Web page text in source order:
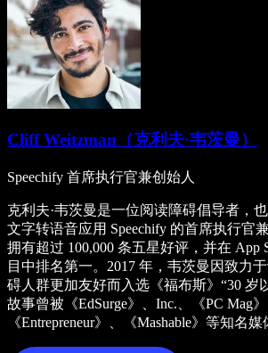
Cliff Weitzman（克利夫·韦茨曼）
Speechify 首席执行官兼创始人
克利夫·韦茨曼是一位阅读障碍倡导者，
文字转语音应用 Speechify 的首席执行官
拥有超过 100,000 条五星好评，并在 App
目中排名第一。2017 年，韦茨曼因致力
碍人群更加友好而入选《福布斯》“30 岁
故事曾被《EdSurge》、Inc.、《PC Mag》
《Entrepreneur》、《Mashable》等知名媒